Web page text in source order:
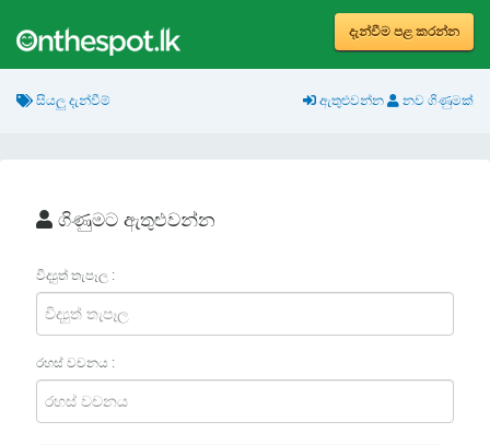
දැන්වීම පළ කරන්න
සියලු දැන්වීම් ඇතුළුවන්න නව ගිණුමක්
ගිණුමට ඇතුළුවන්න
විද්‍යුත් තැපෑල :
රහස් වචනය :